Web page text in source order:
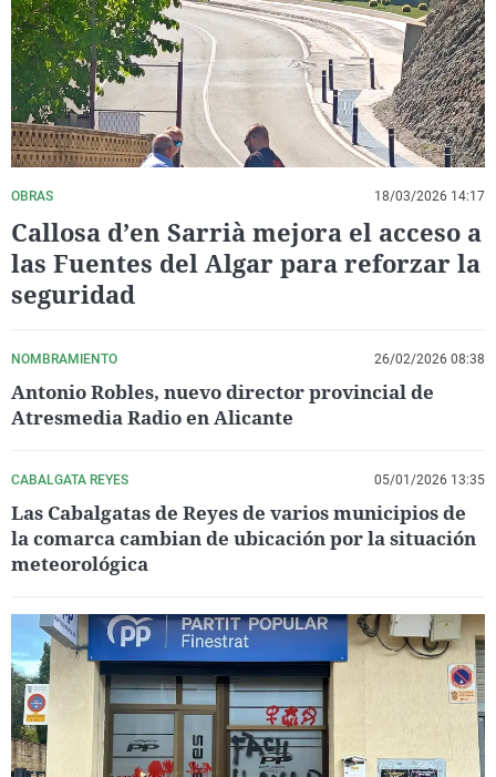
La rosa de los vientos
Gente viajera
Como el perro y el
Caso
Retornados
Equipo de
Operación Viuda
Extremadura
Galicia
La Rioja
Navarra
País Vasco
Virales
Televisión
Elecciones
OBRAS 18/03/2026 14:17
Callosa d’en Sarrià mejora el acceso a
las Fuentes del Algar para reforzar la
seguridad
NOMBRAMIENTO 26/02/2026 08:38
Antonio Robles, nuevo director provincial de
Atresmedia Radio en Alicante
CABALGATA REYES 05/01/2026 13:35
Las Cabalgatas de Reyes de varios municipios de
la comarca cambian de ubicación por la situación
meteorológica